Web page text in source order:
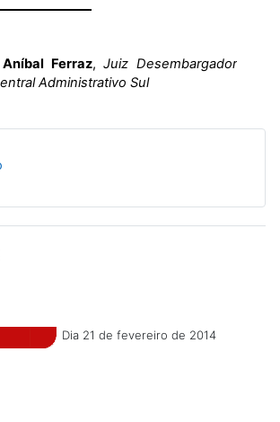
Ferraz,Juiz Desembargador
Administrativo Sul
Dia 21 de fevereiro de 2014